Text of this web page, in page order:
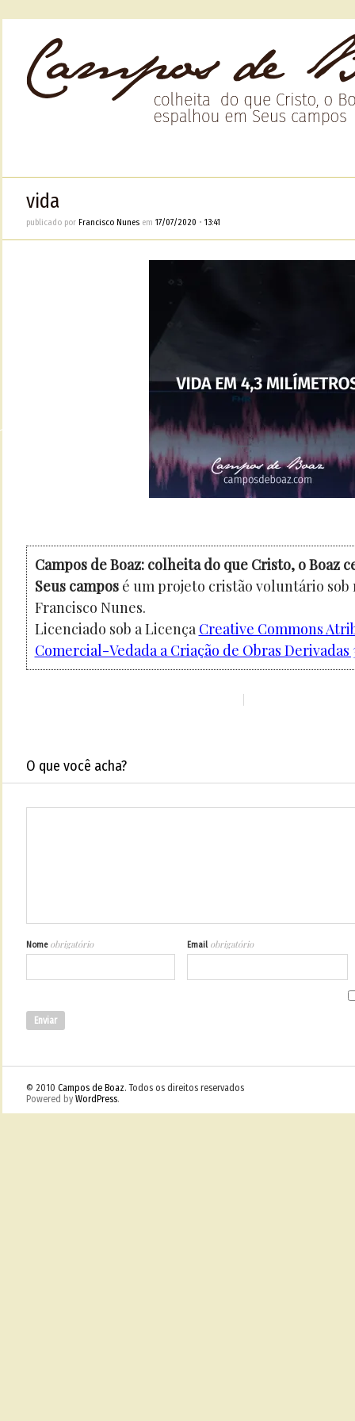
vida
publicado por Francisco Nunesem 17/07/2020 • 13:41
Campos de Boaz: colheita do que Cristo, o Boaz
Seus camposé um projeto cristão voluntário sob
Francisco Nunes.
Licenciado sob a Licença Creative Commons
Comercial-Vedada a Criação de Obras Derivadas
O que você acha?
Nome obrigatório Email obrigatório
© 2010 Campos de Boaz. Todos os direitos reservados
Powered by WordPress.